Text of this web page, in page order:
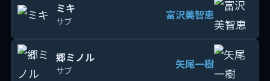
ミキ
サブ 富沢美智恵
郷ミノル
サブ 矢尾一樹